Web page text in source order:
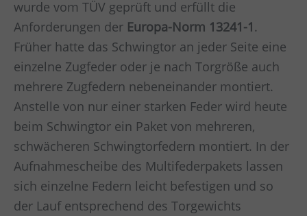
wurde vom TÜV geprüft und erfüllt die
Anforderungen der Europa-Norm 13241-1.
Früher hatte das Schwingtor an jeder Seite eine
einzelne Zugfeder oder je nach Torgröße auch
mehrere Zugfedern nebeneinander montiert.
Anstelle von nur einer starken Feder wird heute
beim Schwingtor ein Paket von mehreren,
schwächeren Schwingtorfedern montiert. In der
Aufnahmescheibe des Multifederpakets lassen
sich einzelne Federn leicht befestigen und so
der Lauf entsprechend des Torgewichts